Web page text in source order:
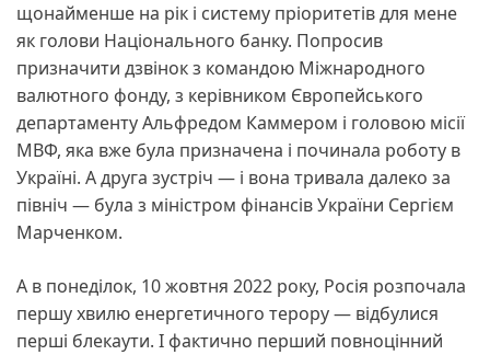
щонайменше на рік і систему пріоритетів для мене
як голови Національного банку. Попросив
призначити дзвінок з командою Міжнародного
валютного фонду, з керівником Європейського
департаменту Альфредом Каммером і головою місії
МВФ, яка вже була призначена і починала роботу в
Україні. А друга зустріч — і вона тривала далеко за
північ — була з міністром фінансів України Сергієм
Марченком.
А в понеділок, 10 жовтня 2022 року, Росія розпочала
першу хвилю енергетичного терору — відбулися
перші блекаути. І фактично перший повноцінний